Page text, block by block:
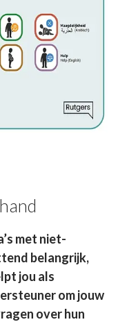
met niet-
belangrijk,
jou als
om jouw
over hun